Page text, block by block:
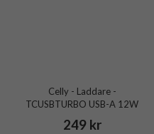
Celly - Laddare -
TCUSBTURBO USB-A 12W
249 kr